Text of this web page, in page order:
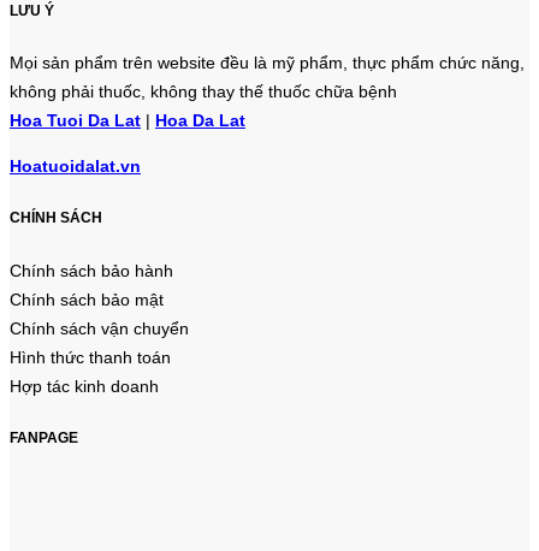
LƯU Ý
Mọi sản phẩm trên website đều là mỹ phẩm, thực phẩm chức năng,
không phải thuốc, không thay thế thuốc chữa bệnh
Hoa Tuoi Da Lat | Hoa Da Lat
Hoatuoidalat.vn
CHÍNH SÁCH
Chính sách bảo hành
Chính sách bảo mật
Chính sách vận chuyển
Hình thức thanh toán
Hợp tác kinh doanh
FANPAGE